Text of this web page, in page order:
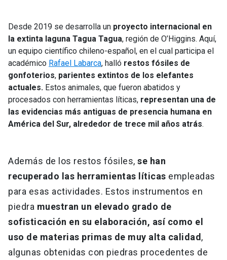
Desde 2019 se desarrolla un proyecto internacional en
la extinta laguna Tagua Tagua, región de O’Higgins. Aquí,
un equipo científico chileno-español, en el cual participa el
académico Rafael Labarca, halló restos fósiles de
gonfoterios, parientes extintos de los elefantes
actuales. Estos animales, que fueron abatidos y
procesados con herramientas líticas, representan una de
las evidencias más antiguas de presencia humana en
América del Sur, alrededor de trece mil años atrás.
Además de los restos fósiles, se han
recuperado las herramientas líticas empleadas
para esas actividades. Estos instrumentos en
piedra muestran un elevado grado de
sofisticación en su elaboración, así como el
uso de materias primas de muy alta calidad,
algunas obtenidas con piedras procedentes de